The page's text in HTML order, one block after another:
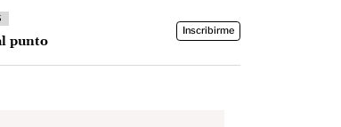
punto
Inscribirme